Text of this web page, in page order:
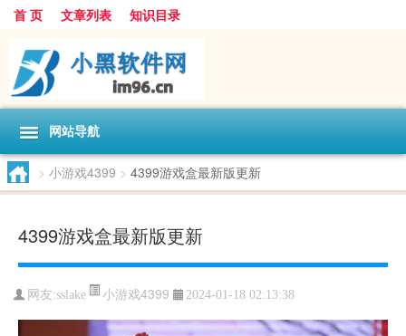
首 页 文章列表 知识目录
网站导航
> 小游戏4399 > 4399游戏盒最新版更新
4399游戏盒最新版更新
网友:sslake 小游戏4399 2024-01-18 02:13:38